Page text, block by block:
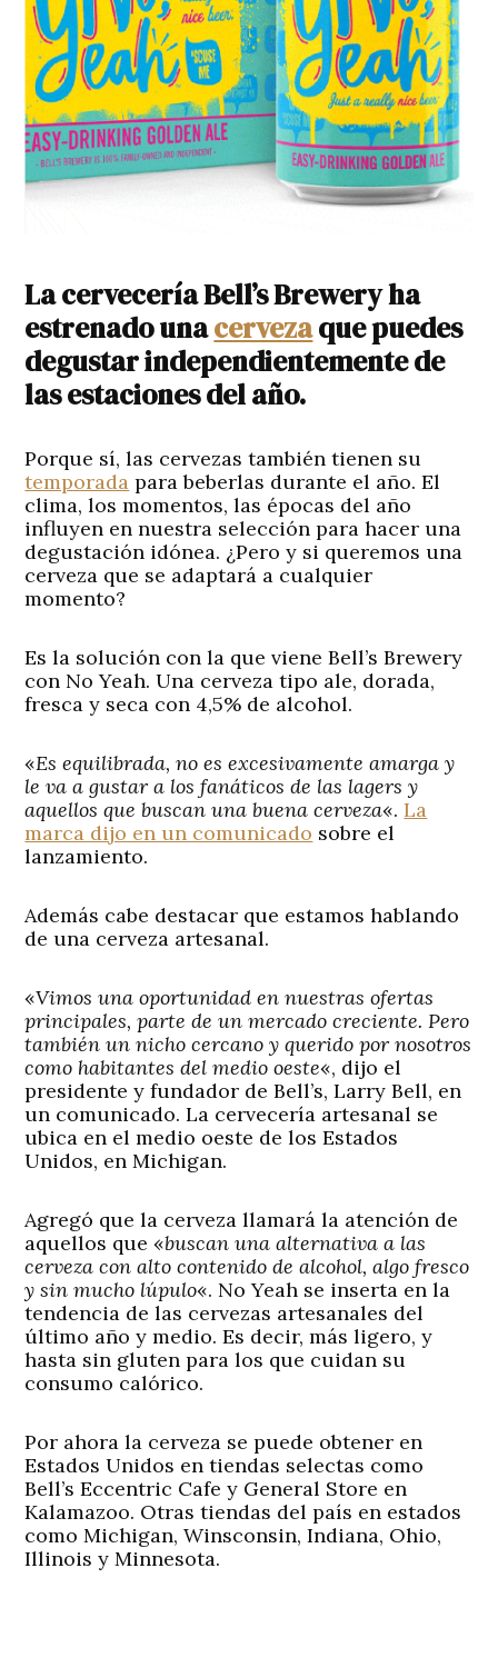
La cervecería Bell’s Brewery ha
estrenado unacervezaque puedes
degustar independientemente de
las estaciones del año.
Porque sí, las cervezas también tienen su
temporada para beberlas durante el año. El
clima, los momentos, las épocas del año
influyen en nuestra selección para hacer una
degustación idónea. ¿Pero y si queremos una
cerveza que se adaptará a cualquier
momento?
Es la solución con la que viene Bell’s Brewery
con No Yeah. Una cerveza tipo ale, dorada,
fresca y seca con 4,5% de alcohol.
«Es equilibrada, no es excesivamente amarga y
le va a gustar a los fanáticos de las lagers y
aquellos que buscan una buena cerveza«.La
marca dijo en un comunicado sobre el
lanzamiento.
Además cabe destacar que estamos hablando
de una cerveza artesanal.
«Vimos una oportunidad en nuestras ofertas
principales, parte de un mercado creciente. Pero
también un nicho cercano y querido por nosotros
como habitantes del medio oeste«, dijo el
presidente y fundador de Bell’s, Larry Bell, en
un comunicado. La cervecería artesanal se
ubica en el medio oeste de los Estados
Unidos, en Michigan.
Agregó que la cerveza llamará la atención de
aquellos que «buscan una alternativa a las
cerveza con alto contenido de alcohol, algo fresco
y sin mucho lúpulo«. No Yeah se inserta en la
tendencia de las cervezas artesanales del
último año y medio. Es decir, más ligero, y
hasta sin gluten para los que cuidan su
consumo calórico.
Por ahora la cerveza se puede obtener en
Estados Unidos en tiendas selectas como
Bell’s Eccentric Cafe y General Store en
Kalamazoo. Otras tiendas del país en estados
como Michigan, Winsconsin, Indiana, Ohio,
Illinois y Minnesota.